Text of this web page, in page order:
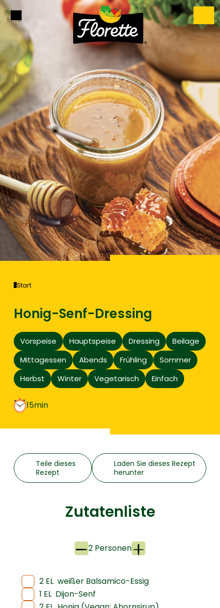
Start
Honig-Senf-Dressing
Vorspeise Hauptspeise Dressing
Beilage
Mittagessen
Abends Frühling
Sommer
Herbst
Winter Vegetarisch Einfach
15min
Teile dieses
Rezept
Laden Sie dieses Rezept
herunter
Zutatenliste
2 Personen
2 EL weißer Balsamico-Essig
1 EL Dijon-Senf